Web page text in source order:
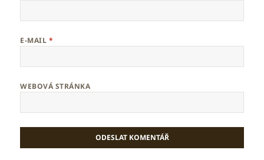
E-MAIL *
WEBOVÁ STRÁNKA